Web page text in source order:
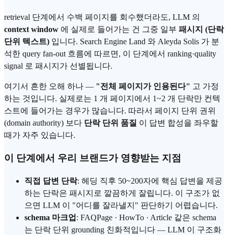
retrieval 단계에서 수백 페이지를 회수했더라도, LLM 의
context window 에 실제로 들어가는 건 그중 일부 패시지 (단락
단위 텍스트) 입니다. Search Engine Land 와 Aleyda Solis 가 분
석한 query fan-out 흐름에 따르면, 이 단계에서 ranking·quality
signal 로 패시지가 선별됩니다.
여기서 흔한 오해 하나 — "전체 페이지가 인용된다" 고 가정
하는 것입니다. 실제로는 1 개 페이지에서 1~2 개 단락만 컨텍
스트에 들어가는 경우가 많습니다. 따라서 페이지 단위 권위
(domain authority) 보다 단락 단위 품질 이 답변 합성을 좌우할
때가 자주 있습니다.
이 단계에서 우리 브랜드가 영향받는 지점
직접 답변 단락: 헤딩 직후 50~200자에 핵심 답변을 제공
하는 단락은 패시지로 깔끔하게 잘립니다. 이 구조가 없
으면 LLM 이 "어디를 잘라낼지" 판단하기 어렵습니다.
schema 마크업 : FAQPage · HowTo · Article 같은 schema
는 단락 단위 grounding 친화적입니다 — LLM 이 구조화